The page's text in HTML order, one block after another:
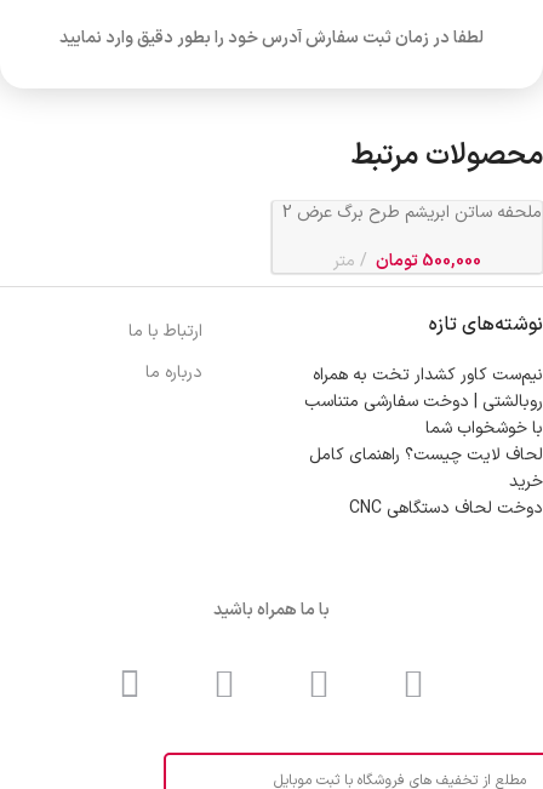
لطفا در زمان ثبت سفارش آدرس خود را بطور دقیق وارد نمایید
محصولات مرتبط
ملحفه ساتن ابریشم طرح برگ عرض 2
500,000 تومان متر
نوشته‌های تازه
نیم‌ست کاور کشدار تخت به همراه
روبالشتی | دوخت سفارشی متناسب
با خوشخواب شما
لحاف لایت چیست؟ راهنمای کامل
خرید
دوخت لحاف دستگاهی CNC
ارتباط با ما
درباره ما
با ما همراه باشید
مطلع از تخفیف های فروشگاه با ثبت موبایل